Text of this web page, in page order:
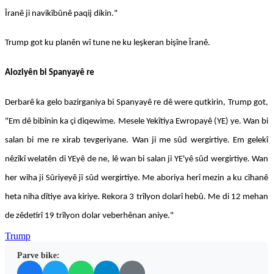
Îranê ji navikîbûnê paqij dikin."
Trump got ku planên wî tune ne ku leşkeran bişîne Îranê.
Aloziyên bi Spanyayê re
Derbarê ka gelo bazirganiya bi Spanyayê re dê were qutkirin, Trump got,
"Em dê bibînin ka çi diqewime. Mesele Yekîtiya Ewropayê (YE) ye. Wan bi
salan bi me re xirab tevgeriyane. Wan ji me sûd wergirtiye. Em gelekî
nêzîkî welatên di YEyê de ne, lê wan bi salan ji YE'yê sûd wergirtiye. Wan
her wiha ji Sûriyeyê jî sûd wergirtiye. Me aboriya herî mezin a ku cîhanê
heta niha dîtiye ava kiriye. Rekora 3 trîlyon dolarî hebû. Me di 12 mehan
de zêdetirî 19 trîlyon dolar veberhênan aniye."
Trump
Parve bike: